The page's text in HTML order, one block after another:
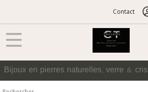
Contact